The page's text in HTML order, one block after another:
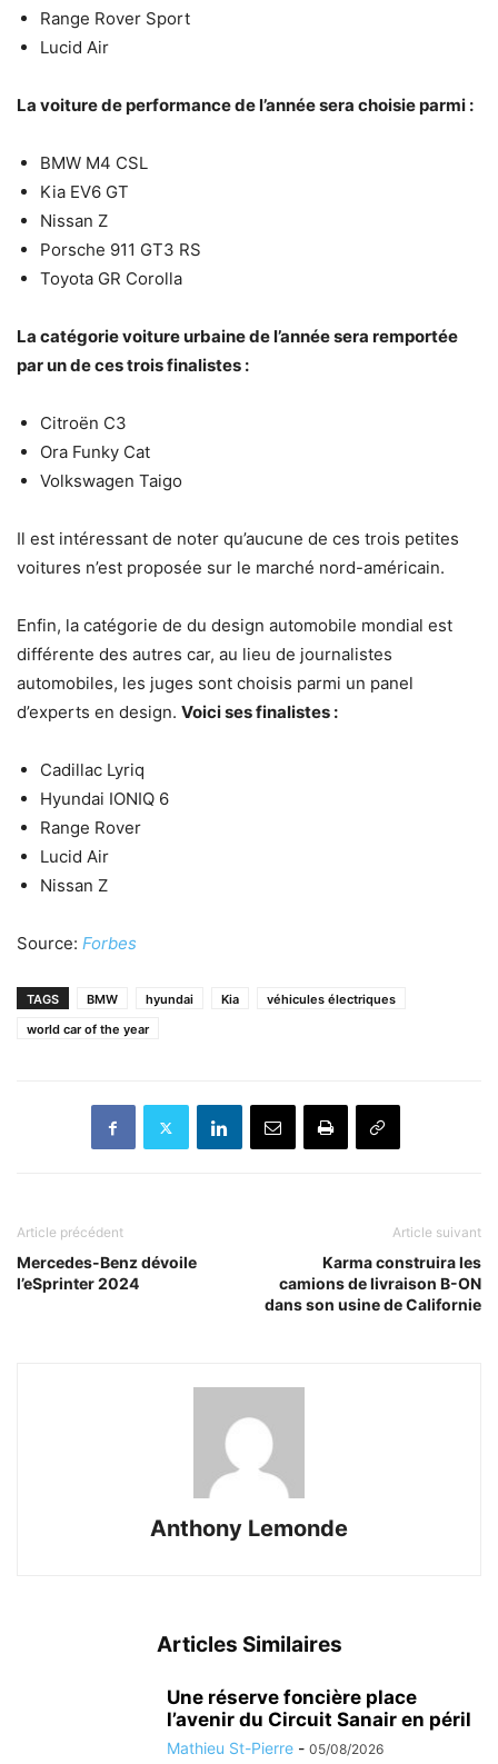
Range Rover Sport
Lucid Air
La voiture de performance de l’année sera choisie parmi :
BMW M4 CSL
Kia EV6 GT
Nissan Z
Porsche 911 GT3 RS
Toyota GR Corolla
La catégorie voiture urbaine de l’année sera remportée
par un de ces trois finalistes :
Citroën C3
Ora Funky Cat
Volkswagen Taigo
Il est intéressant de noter qu’aucune de ces trois petites
voitures n’est proposée sur le marché nord-américain.
Enfin, la catégorie de du design automobile mondial est
différente des autres car, au lieu de journalistes
automobiles, les juges sont choisis parmi un panel
d’experts en design. Voici ses finalistes :
Cadillac Lyriq
Hyundai IONIQ 6
Range Rover
Lucid Air
Nissan Z
Source: Forbes
TAGS BMW hyundai Kia
véhicules électriques
world car of the year
Article précédent
Mercedes-Benz dévoile
l’eSprinter 2024
Article suivant
Karma construira les
camions de livraison B-ON
dans son usine de Californie
Anthony Lemonde
Articles Similaires
Une réserve foncière place
l’avenir du Circuit Sanair en péril
Mathieu St-Pierre - 05/08/2026